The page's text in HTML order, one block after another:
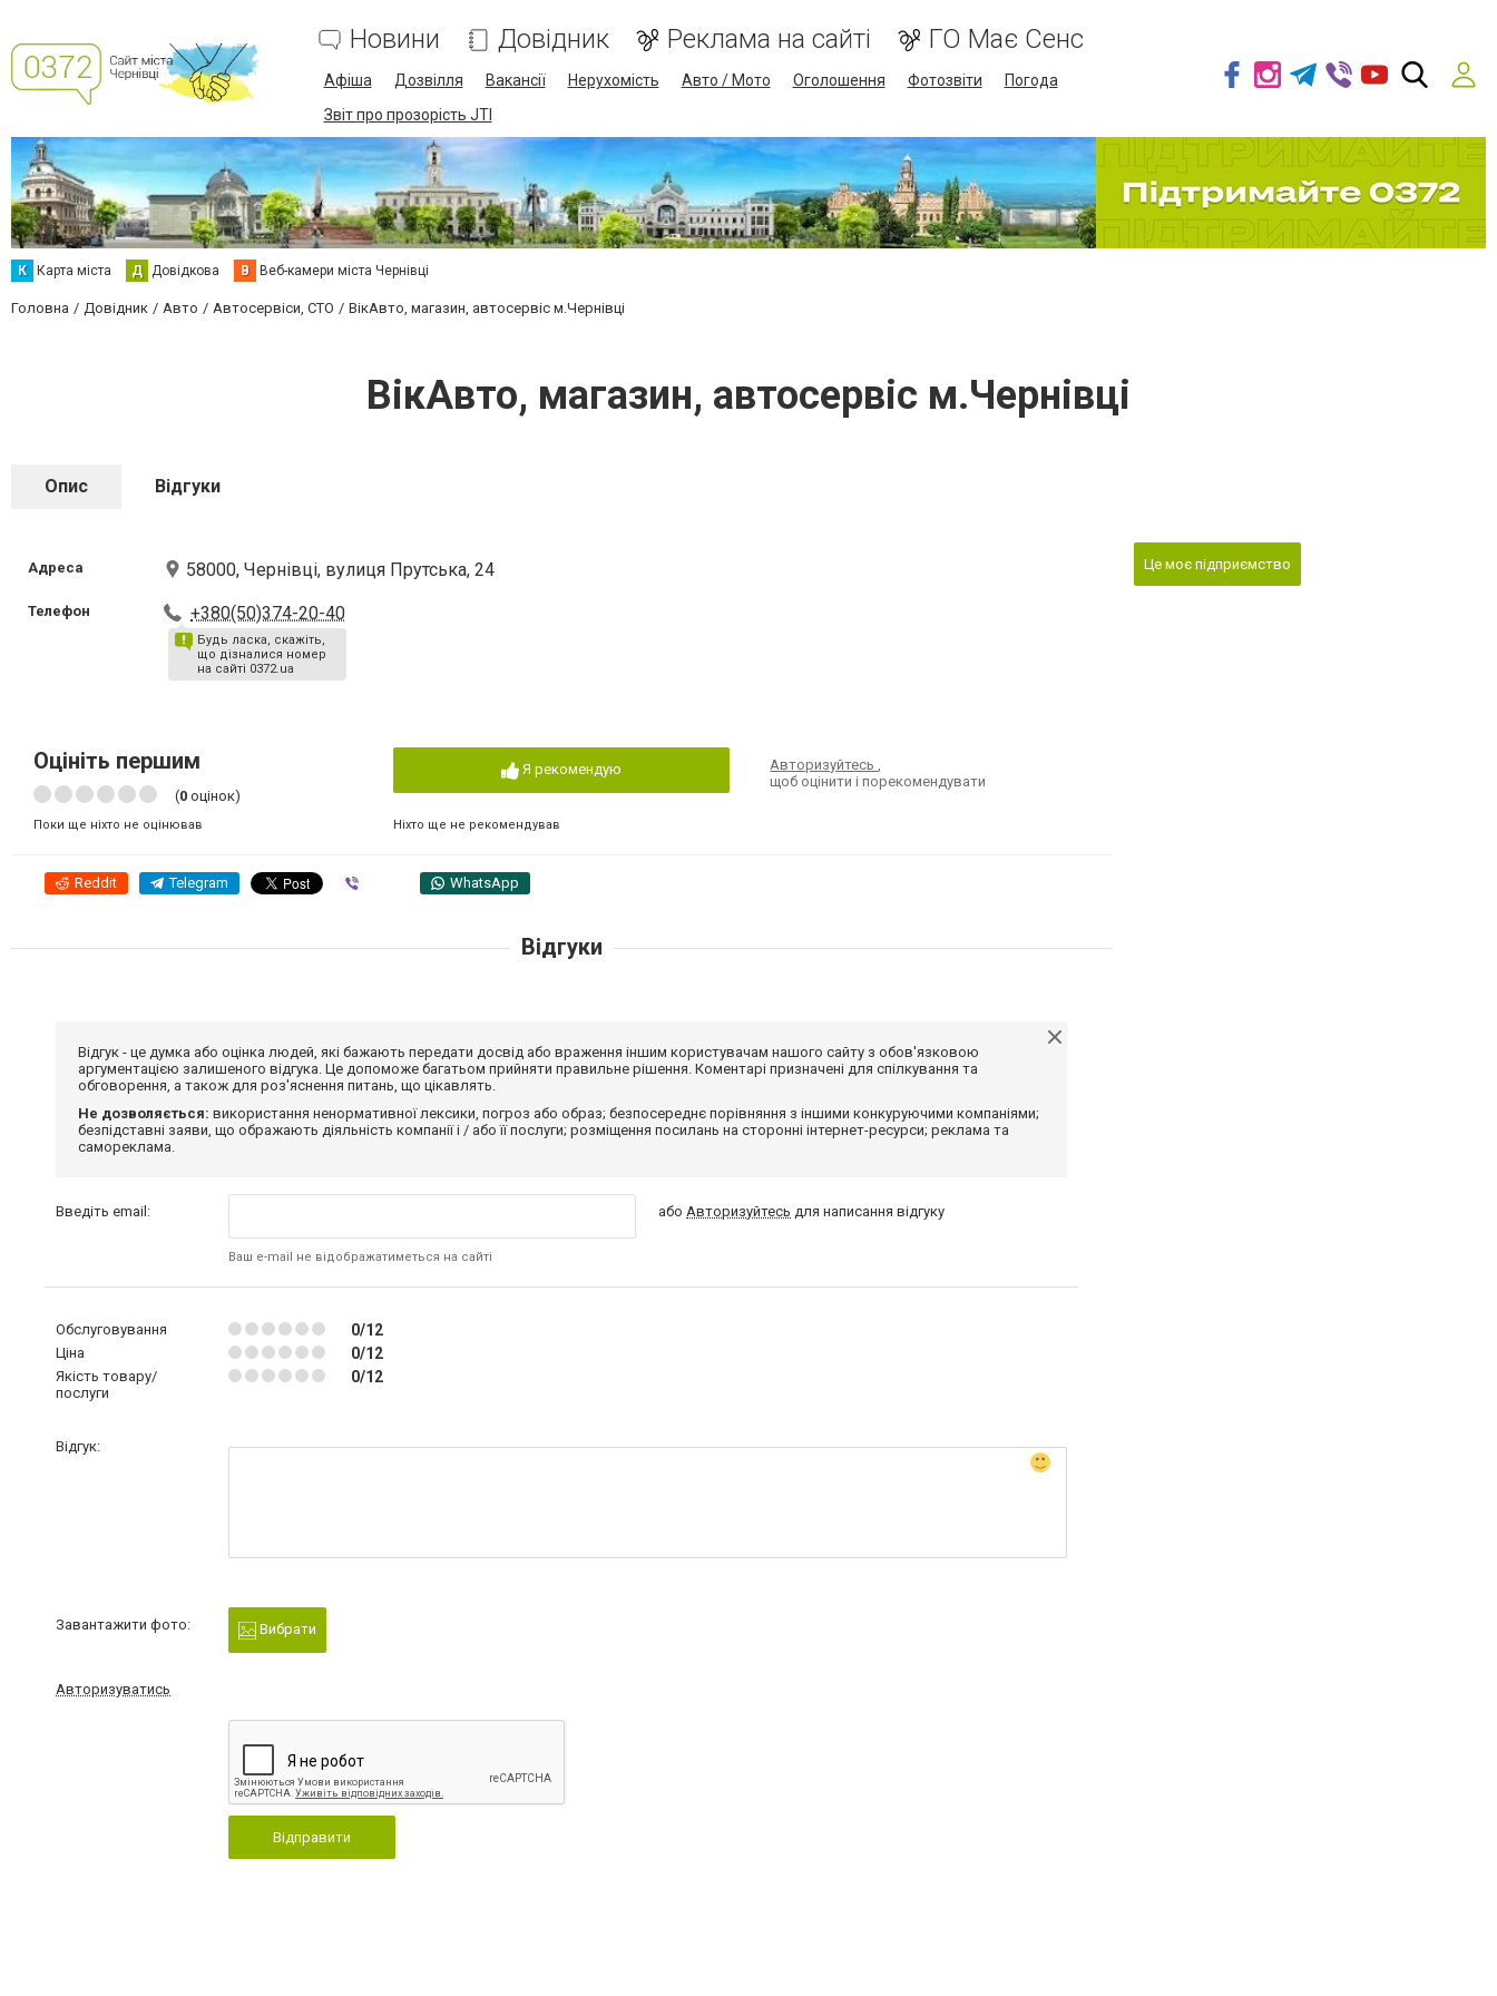
Новини Довідник Реклама на сайті ГО Має Сенс
Афіша Дозвілля Вакансії Нерухомість Авто / Мото Оголошення Фотозвіти
Погода
Звіт про прозорість JTI
К Карта міста Д Довідкова В Веб-камери міста Чернівці
Головна Довідник Авто Автосервіси, СТО ВікАвто, магазин, автосервіс м.Чернівці
ВікАвто, магазин, автосервіс м.Чернівці
Опис Відгуки
Адреса 58000, Чернівці, вулиця Прутська, 24
Телефон +380(50)374-20-40
Будь ласка, скажіть,
що дізналися номер
на сайті 0372.ua
Оцініть першим
(0 оцінок)
Поки ще ніхто не оцінював
Я рекомендую
Ніхто ще не рекомендував
Авторизуйтесь,
щоб оцінити і порекомендувати
Reddit Telegram WhatsApp
Це моє підприємство
Відгуки
Відгук - це думка або оцінка людей, які бажають передати досвід або враження іншим користувачам нашого сайту з обов'язковою
аргументацією залишеного відгука. Це допоможе багатьом прийняти правильне рішення. Коментарі призначені для спілкування та
обговорення, а також для роз'яснення питань, що цікавлять.
Не дозволяється: використання ненормативної лексики, погроз або образ; безпосереднє порівняння з іншими конкуруючими компаніями;
безпідставні заяви, що ображають діяльність компанії і / або її послуги; розміщення посилань на сторонні інтернет-ресурси; реклама та
самореклама.
Введіть email:
Ваш e-mail не відображатиметься на сайті
абоАвторизуйтесь для написання відгуку
Обслуговування 0/12
Ціна 0/12
Якість товару/
послуги
0/12
Відгук:
Завантажити фото: Вибрати
Авторизуватись
Відправити